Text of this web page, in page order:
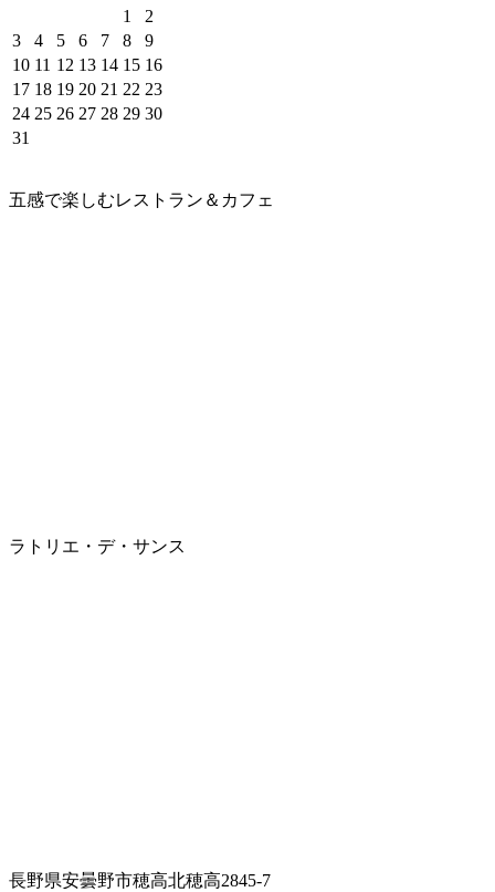
1
2
3
4 5 6 7 8
9
10 11 12 13 14 15 16
17 18 19 20 21 22 23
24 25 26 27 28 29 30
31
五感で楽しむレストラン＆カフェ
ラトリエ・デ・サンス
長野県安曇野市穂高北穂高2845-7